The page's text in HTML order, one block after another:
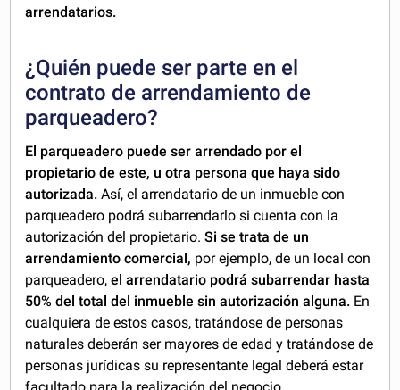
arrendatarios.
¿Quién puede ser parte en el
contrato de arrendamiento de
parqueadero?
El parqueadero puede ser arrendado por el
propietario de este, u otra persona que haya sido
autorizada.Así, el arrendatario de un inmueble con
parqueadero podrá subarrendarlo si cuenta con la
autorización del propietario.Si se trata de un
arrendamiento comercial, por ejemplo, de un local con
parqueadero,el arrendatario podrá subarrendar hasta
50% del total del inmueble sin autorización alguna. En
cualquiera de estos casos, tratándose de personas
naturales deberán ser mayores de edad y tratándose de
personas jurídicas su representante legal deberá estar
facultado para la realización del negocio.